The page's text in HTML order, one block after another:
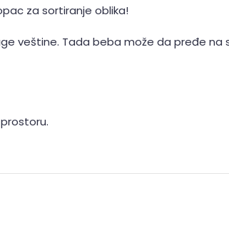
za sortiranje oblika!
veštine. Tada beba može da pređe na